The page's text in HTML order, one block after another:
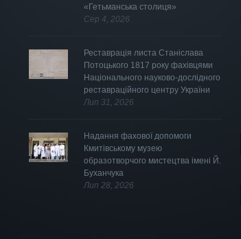
«Гетьманська столиця»
Сер 4, 2026
Реставрація листа Станіслава
Потоцького 1817 року фахівцями
Національного науково-дослідного
реставраційного центру України
Лип 31, 2026
Надання фахової допомоги
Кмитівському музею
образотворчого мистецтва імені Й.
Буханчука
Лип 28, 2026